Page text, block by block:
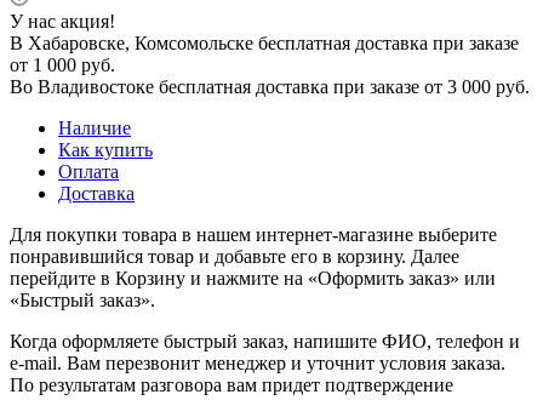
У нас акция!
В Хабаровске, Комсомольске бесплатная доставка при заказе
от 1 000 руб.
Во Владивостоке бесплатная доставка при заказе от 3 000 руб.
Наличие
Как купить
Оплата
Доставка
Для покупки товара в нашем интернет-магазине выберите
понравившийся товар и добавьте его в корзину. Далее
перейдите в Корзину и нажмите на «Оформить заказ» или
«Быстрый заказ».
Когда оформляете быстрый заказ, напишите ФИО, телефон и
e-mail. Вам перезвонит менеджер и уточнит условия заказа.
По результатам разговора вам придет подтверждение